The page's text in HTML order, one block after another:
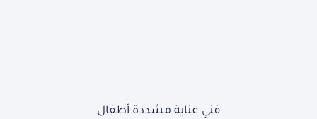
فني عناية مشددة أطفال